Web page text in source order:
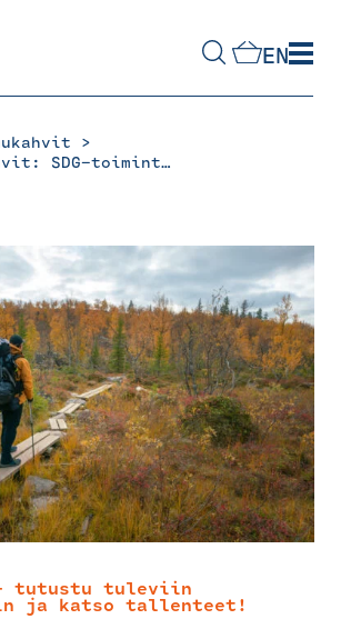
EN
>
FCG:n Aamukahvit: SDG-toimintamalli – Kestävyysnäkökulman konkretisointi matkailun strategiatyössä
- tutustu tuleviin
ja katso tallenteet!